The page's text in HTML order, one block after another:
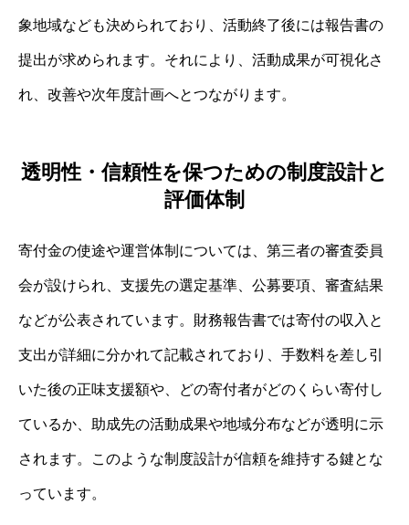
象地域なども決められており、活動終了後には報告書の
提出が求められます。それにより、活動成果が可視化さ
れ、改善や次年度計画へとつながります。
透明性・信頼性を保つための制度設計と
評価体制
寄付金の使途や運営体制については、第三者の審査委員
会が設けられ、支援先の選定基準、公募要項、審査結果
などが公表されています。財務報告書では寄付の収入と
支出が詳細に分かれて記載されており、手数料を差し引
いた後の正味支援額や、どの寄付者がどのくらい寄付し
ているか、助成先の活動成果や地域分布などが透明に示
されます。このような制度設計が信頼を維持する鍵とな
っています。